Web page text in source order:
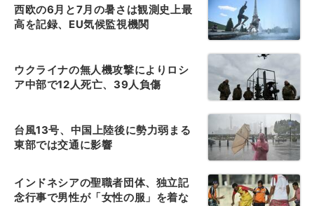
西欧の6月と7月の暑さは観測史上最
高を記録、EU気候監視機関
ウクライナの無人機攻撃によりロシ
ア中部で12人死亡、39人負傷
台風13号、中国上陸後に勢力弱まる
東部では交通に影響
インドネシアの聖職者団体、独立記
念行事で男性が「女性の服」を着な